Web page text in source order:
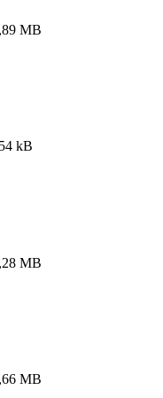
MB
kB
MB
MB